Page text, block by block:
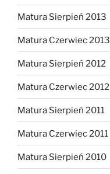
Matura Sierpień 2013
Matura Czerwiec 2013
Matura Sierpień 2012
Matura Czerwiec 2012
Matura Sierpień 2011
Matura Czerwiec 2011
Matura Sierpień 2010